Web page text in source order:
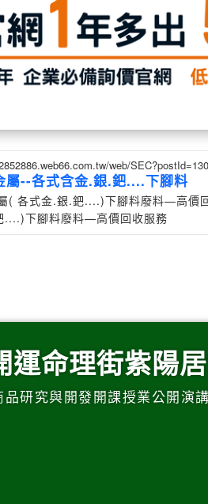
web/
屬--各式含金.銀.鈀....下腳料
( 各式金.銀.鈀....)下腳料廢料—高價
....)下腳料廢料—高價回收服務
運命理街紫陽
研究與開發開課授業公開演